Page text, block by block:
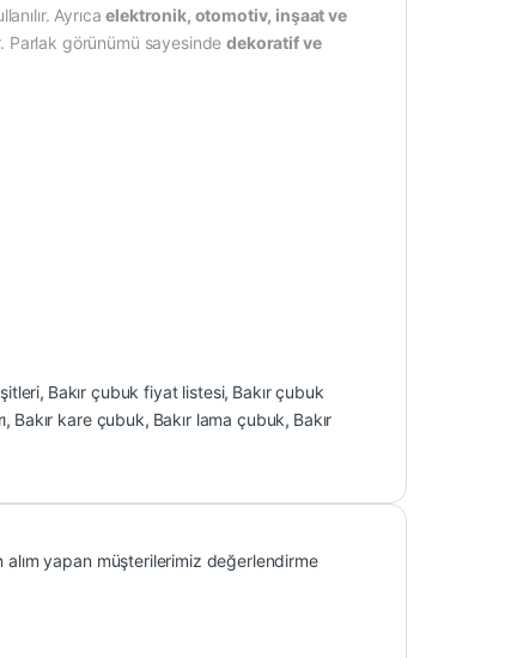
Ayrıcaelektronik, otomotiv, inşaat ve
Parlak görünümü sayesindedekoratif ve
, Bakır çubuk fiyat listesi, Bakır çubuk
, Bakır kare çubuk, Bakır lama çubuk, Bakır
alım yapan müşterilerimiz değerlendirme